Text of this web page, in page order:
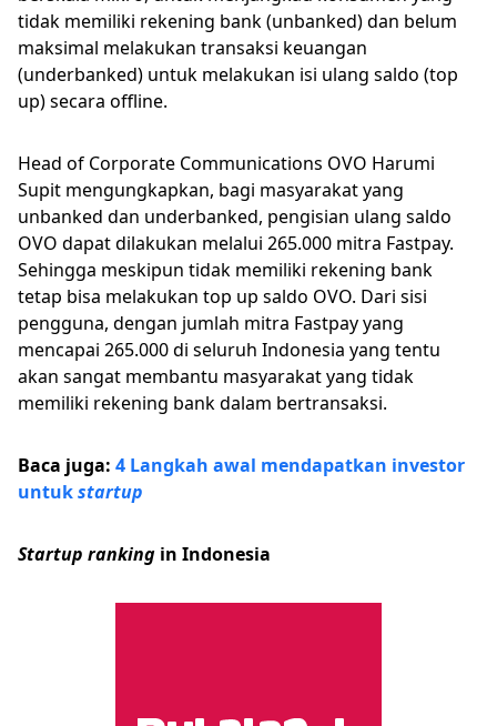
tidak memiliki rekening bank (unbanked) dan belum
maksimal melakukan transaksi keuangan
(underbanked) untuk melakukan isi ulang saldo (top
up) secara offline.
Head of Corporate Communications OVO Harumi
Supit mengungkapkan, bagi masyarakat yang
unbanked dan underbanked, pengisian ulang saldo
OVO dapat dilakukan melalui 265.000 mitra Fastpay.
Sehingga meskipun tidak memiliki rekening bank
tetap bisa melakukan top up saldo OVO. Dari sisi
pengguna, dengan jumlah mitra Fastpay yang
mencapai 265.000 di seluruh Indonesia yang tentu
akan sangat membantu masyarakat yang tidak
memiliki rekening bank dalam bertransaksi.
Baca juga: 4 Langkah awal mendapatkan investor
untukstartup
Startup ranking in Indonesia